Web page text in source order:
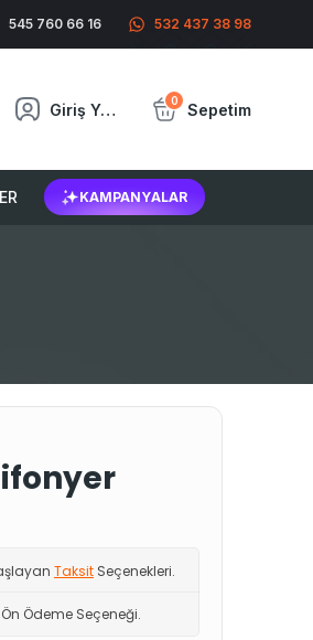
545 760 66 16 532 437 38 98
Giriş Yap 0 Sepetim
KAMPANYALAR
Taksit Seçenekleri.
Ödeme Seçeneği.